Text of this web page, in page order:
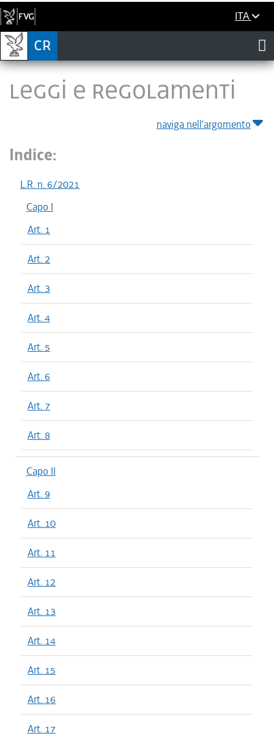
ITA
LEGGI E REGOLAMENTI
naviga nell'argomento
Indice:
L.R. n. 6/2021
Capo I
Art. 1
Art. 2
Art. 3
Art. 4
Art. 5
Art. 6
Art. 7
Art. 8
Capo II
Art. 9
Art. 10
Art. 11
Art. 12
Art. 13
Art. 14
Art. 15
Art. 16
Art. 17